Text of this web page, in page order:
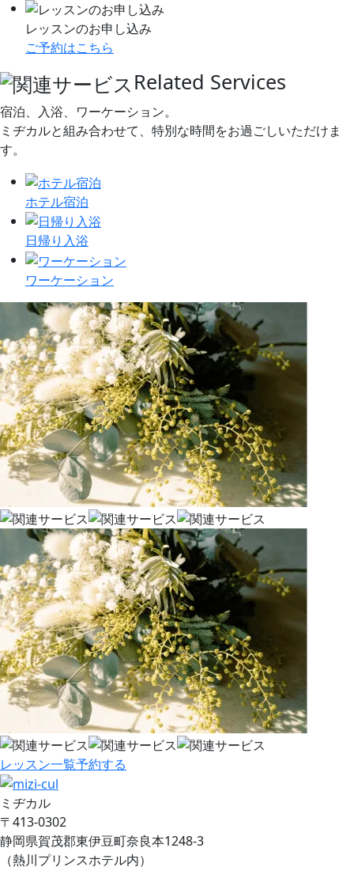
レッスンのお申し込み
ご予約はこちら
Related Services
宿泊、入浴、ワーケーション。
ミヂカルと組み合わせて、特別な時間をお過ごしいただけま
す。
ホテル宿泊
日帰り入浴
ワーケーション
レッスン一覧予約する
ミヂカル
〒413-0302
静岡県賀茂郡東伊豆町奈良本1248-3
（熱川プリンスホテル内）